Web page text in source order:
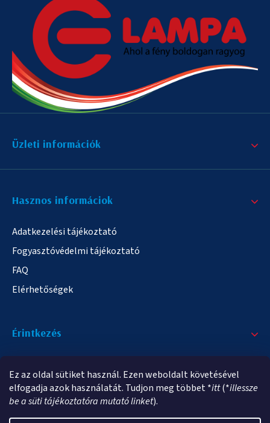
Ez az oldal sütiket használ. Ezen weboldalt követésével
elfogadja azok használatát. Tudjon meg többet *itt(*illessze
be a süti tájékoztatóra mutató linket).
Üzleti információk
Hasznos informáciok
Adatkezelési tájékoztató
Fogyasztóvédelmi tájékoztató
FAQ
Elérhetőségek
Érintkezés
info@elampa.hu